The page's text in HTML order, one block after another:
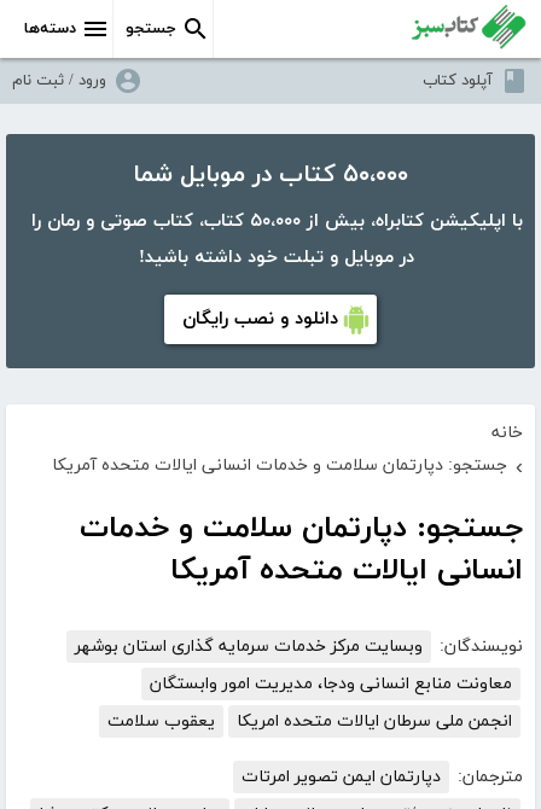
دسته‌ها جستجو
آپلود کتاب ورود / ثبت نام
۵۰،۰۰۰ کتاب در موبایل شما
با اپلیکیشن کتابراه، بیش از ۵۰،۰۰۰ کتاب، کتاب صوتی و رمان را
در موبایل و تبلت خود داشته باشید!
دانلود و نصب رایگان
خانه
› جستجو: دپارتمان سلامت و خدمات انسانی ایالات متحده آمریکا
جستجو: دپارتمان سلامت و خدمات
انسانی ایالات متحده آمریکا
نویسندگان:
وبسایت مرکز خدمات سرمایه گذاری استان بوشهر
معاونت منابع انسانی ودجا، مدیریت امور وابستگان
انجمن ملی سرطان ایالات متحده امریکا
یعقوب سلامت
مترجمان:
دپارتمان ایمن تصویر امرتات